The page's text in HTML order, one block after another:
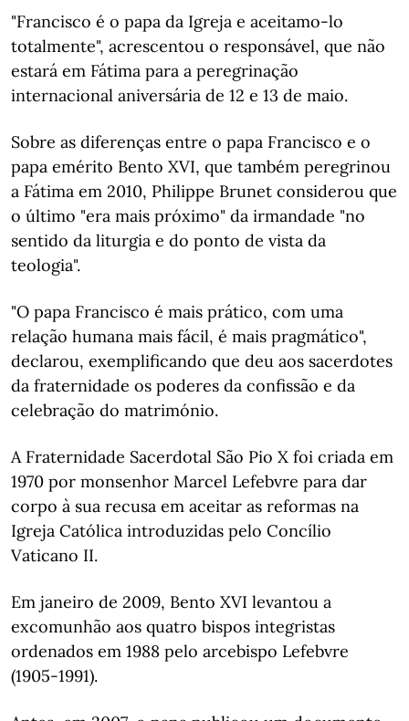
"Francisco é o papa da Igreja e aceitamo-lo
totalmente", acrescentou o responsável, que não
estará em Fátima para a peregrinação
internacional aniversária de 12 e 13 de maio.
Sobre as diferenças entre o papa Francisco e o
papa emérito Bento XVI, que também peregrinou
a Fátima em 2010, Philippe Brunet considerou que
o último "era mais próximo" da irmandade "no
sentido da liturgia e do ponto de vista da
teologia".
"O papa Francisco é mais prático, com uma
relação humana mais fácil, é mais pragmático",
declarou, exemplificando que deu aos sacerdotes
da fraternidade os poderes da confissão e da
celebração do matrimónio.
A Fraternidade Sacerdotal São Pio X foi criada em
1970 por monsenhor Marcel Lefebvre para dar
corpo à sua recusa em aceitar as reformas na
Igreja Católica introduzidas pelo Concílio
Vaticano II.
Em janeiro de 2009, Bento XVI levantou a
excomunhão aos quatro bispos integristas
ordenados em 1988 pelo arcebispo Lefebvre
(1905-1991).